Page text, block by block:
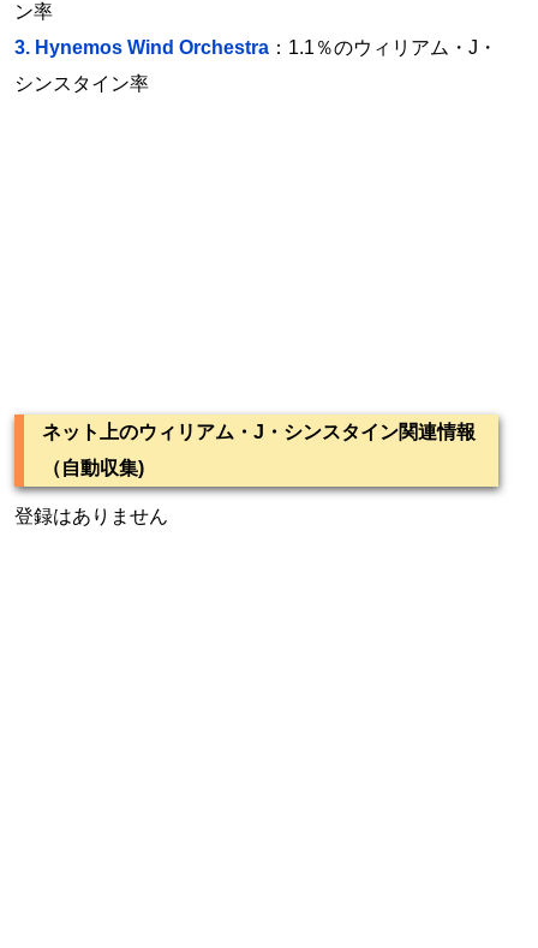
ン率
3. Hynemos Wind Orchestra ：1.1％のウィリアム・J・
シンスタイン率
ネット上のウィリアム・J・シンスタイン関連情報
（自動収集)
登録はありません